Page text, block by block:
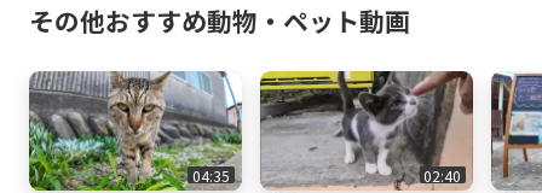
その他おすすめ動物・ペット動画
04:35 02:40